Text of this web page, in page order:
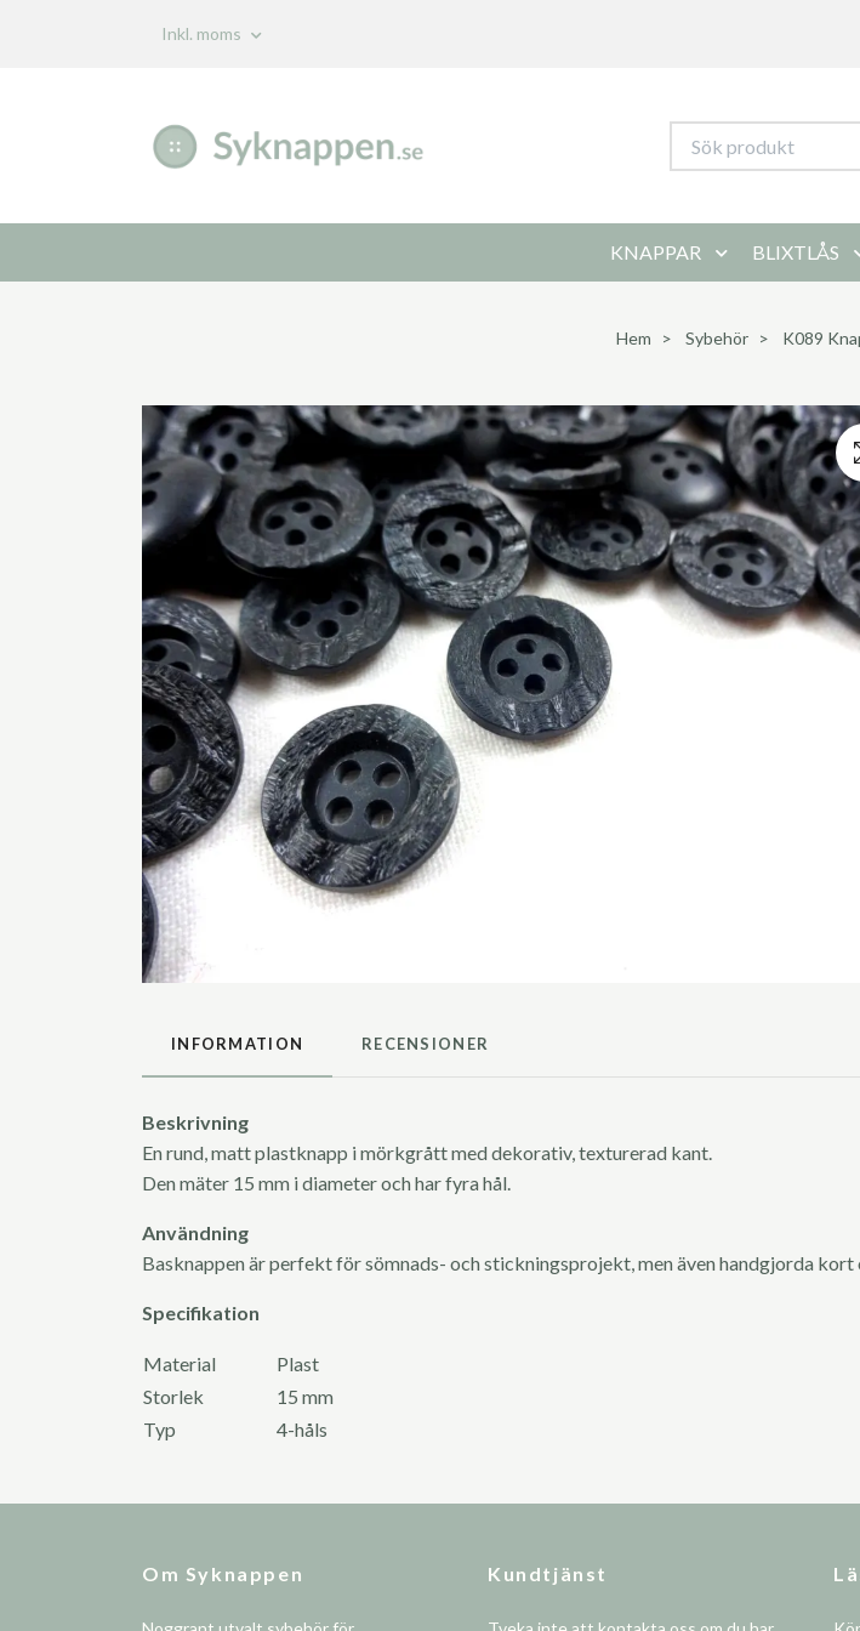
Inkl. moms
KNAPPAR BLIXTLÅS
Hem Sybehör K089
INFORMATION RECENSIONER
Beskrivning
En rund, matt plastknapp i mörkgrått med dekorativ, texturerad kant.
Den mäter 15 mm i diameter och har fyra hål.
Användning
Basknappen är perfekt för sömnads- och stickningsprojekt, men även handgjorda
Specifikation
Material
Plast
Storlek
15 mm
Typ
4-håls
Om Syknappen Kundtjänst